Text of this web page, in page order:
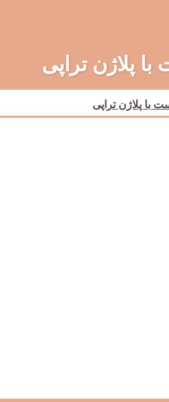
پلاژن تراپی
با پلاژن تراپی